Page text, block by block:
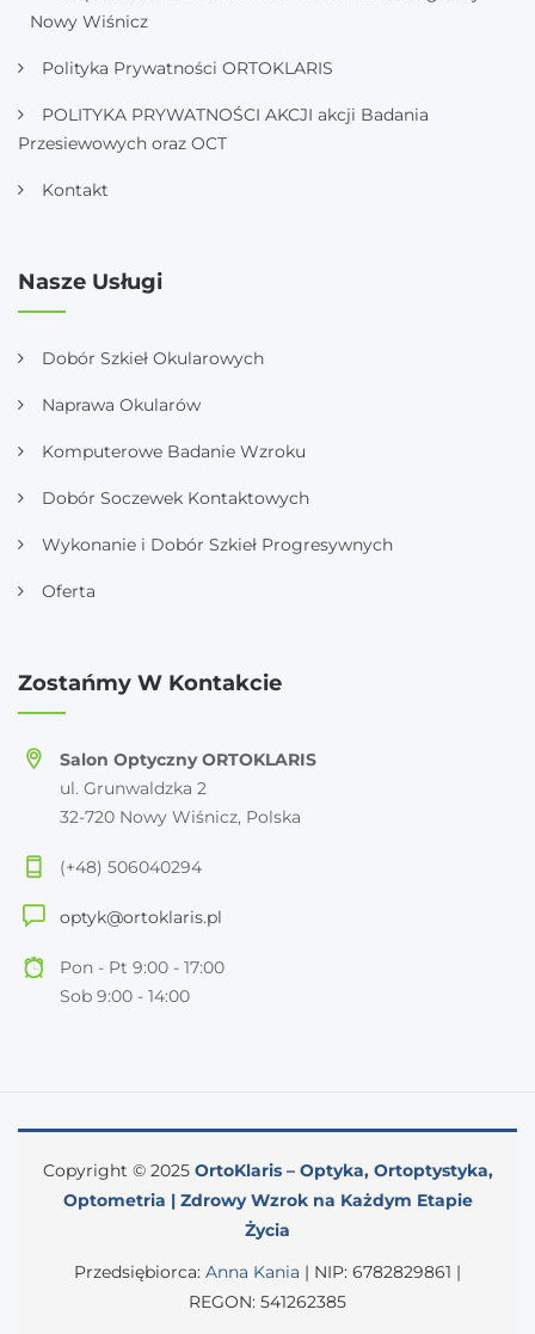
Nowy Wiśnicz
Polityka Prywatności ORTOKLARIS
POLITYKA PRYWATNOŚCI AKCJI akcji Badania
Przesiewowych oraz OCT
Kontakt
Nasze Usługi
Dobór Szkieł Okularowych
Naprawa Okularów
Komputerowe Badanie Wzroku
Dobór Soczewek Kontaktowych
Wykonanie i Dobór Szkieł Progresywnych
Oferta
Zostańmy W Kontakcie
Salon Optyczny ORTOKLARIS
ul. Grunwaldzka 2
32-720 Nowy Wiśnicz, Polska
(+48) 506040294
optyk@ortoklaris.pl
Pon - Pt 9:00 - 17:00
Sob 9:00 - 14:00
Copyright © 2025 OrtoKlaris – Optyka, Ortoptystyka,
Optometria | Zdrowy Wzrok na Każdym Etapie
Życia
Przedsiębiorca: Anna Kania | NIP: 6782829861 |
REGON: 541262385